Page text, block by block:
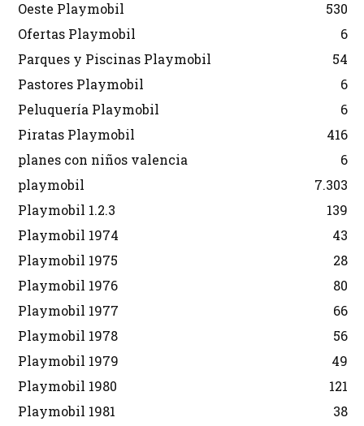
Oeste Playmobil
530
Ofertas Playmobil
6
Parques y Piscinas Playmobil
54
Pastores Playmobil
6
Peluquería Playmobil
6
Piratas Playmobil
416
planes con niños valencia
6
playmobil
7.303
Playmobil 1.2.3
139
Playmobil 1974
43
Playmobil 1975
28
Playmobil 1976
80
Playmobil 1977
66
Playmobil 1978
56
Playmobil 1979
49
Playmobil 1980
121
Playmobil 1981
38